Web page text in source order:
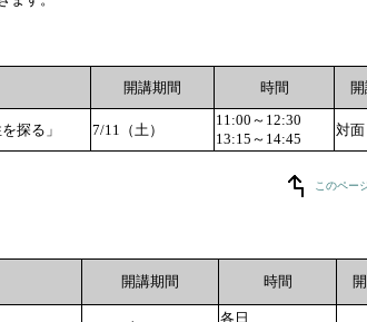
開講期間 時間
探る」 7/11（土）
11:00～12:30
13:15～14:45
対面
このペー
開講期間 時間
各日